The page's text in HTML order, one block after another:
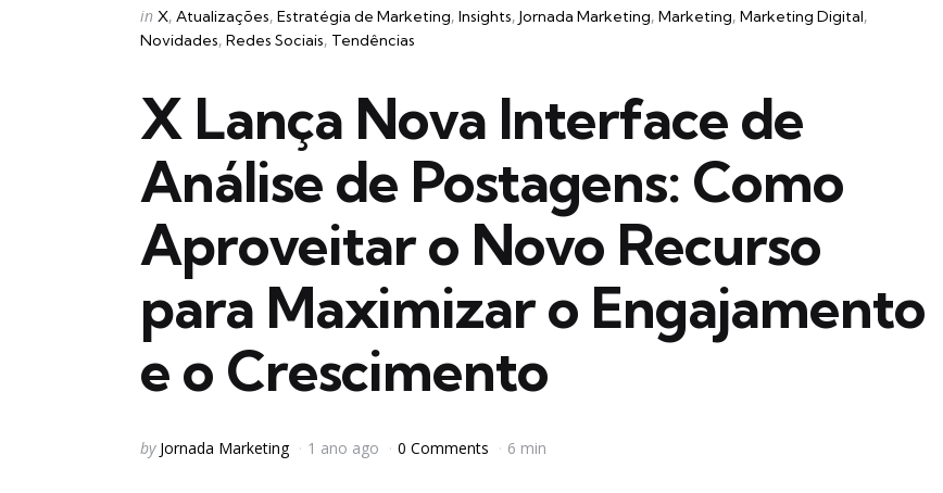
Categories
Posted
in
in X Atualizações Estratégia de Marketing Insights Jornada Marketing Marketing Marketing Digital
Novidades Redes Sociais Tendências
X Lança Nova Interface de
Análise de Postagens: Como
Aproveitar o Novo Recurso
para Maximizar o Engajamento
e o Crescimento
Posted
by Jornada Marketing 1 ano ago 0 Comments 6 min